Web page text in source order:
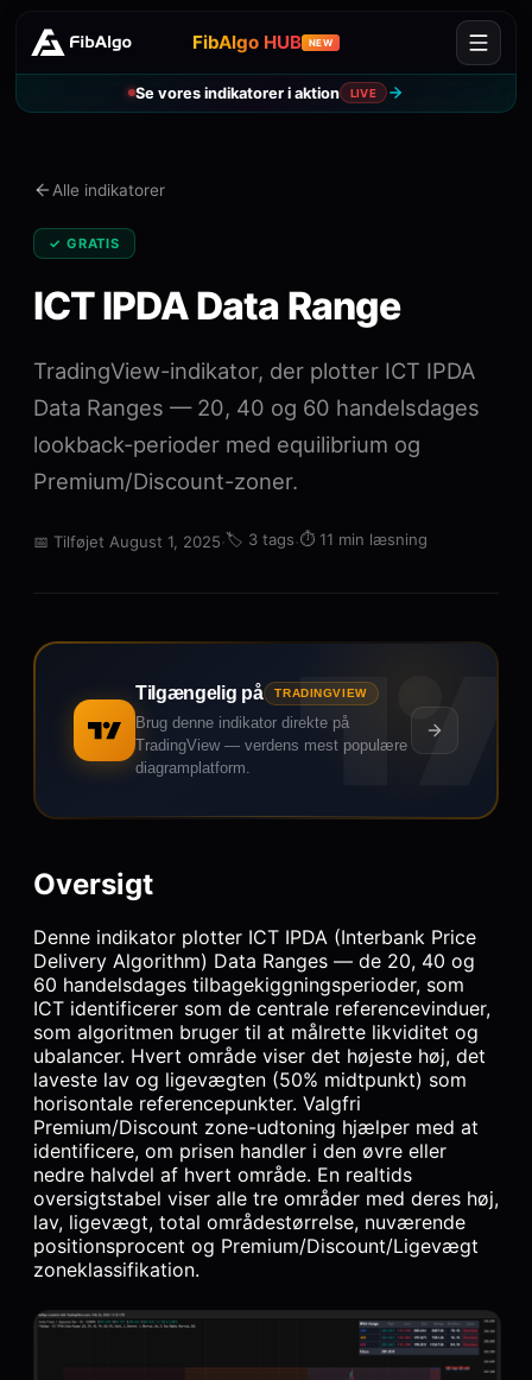
FibAlgo HUB NEW
Se vores indikatorer i aktion LIVE
Alle indikatorer
✓ GRATIS
ICT IPDA Data Range
TradingView-indikator, der plotter ICT IPDA
Data Ranges — 20, 40 og 60 handelsdages
lookback-perioder med equilibrium og
Premium/Discount-zoner.
📅 Tilføjet August 1, 2025·🏷️ 3 tags·⏱️ 11 min læsning
Tilgængelig på TRADINGVIEW
Brug denne indikator direkte på
TradingView — verdens mest populære
diagramplatform.
Oversigt
Denne indikator plotter ICT IPDA (Interbank Price
Delivery Algorithm) Data Ranges — de 20, 40 og
60 handelsdages tilbagekiggningsperioder, som
ICT identificerer som de centrale referencevinduer,
som algoritmen bruger til at målrette likviditet og
ubalancer. Hvert område viser det højeste høj, det
laveste lav og ligevægten (50% midtpunkt) som
horisontale referencepunkter. Valgfri
Premium/Discount zone-udtoning hjælper med at
identificere, om prisen handler i den øvre eller
nedre halvdel af hvert område. En realtids
oversigtstabel viser alle tre områder med deres høj,
lav, ligevægt, total områdestørrelse, nuværende
positionsprocent og Premium/Discount/Ligevægt
zoneklassifikation.